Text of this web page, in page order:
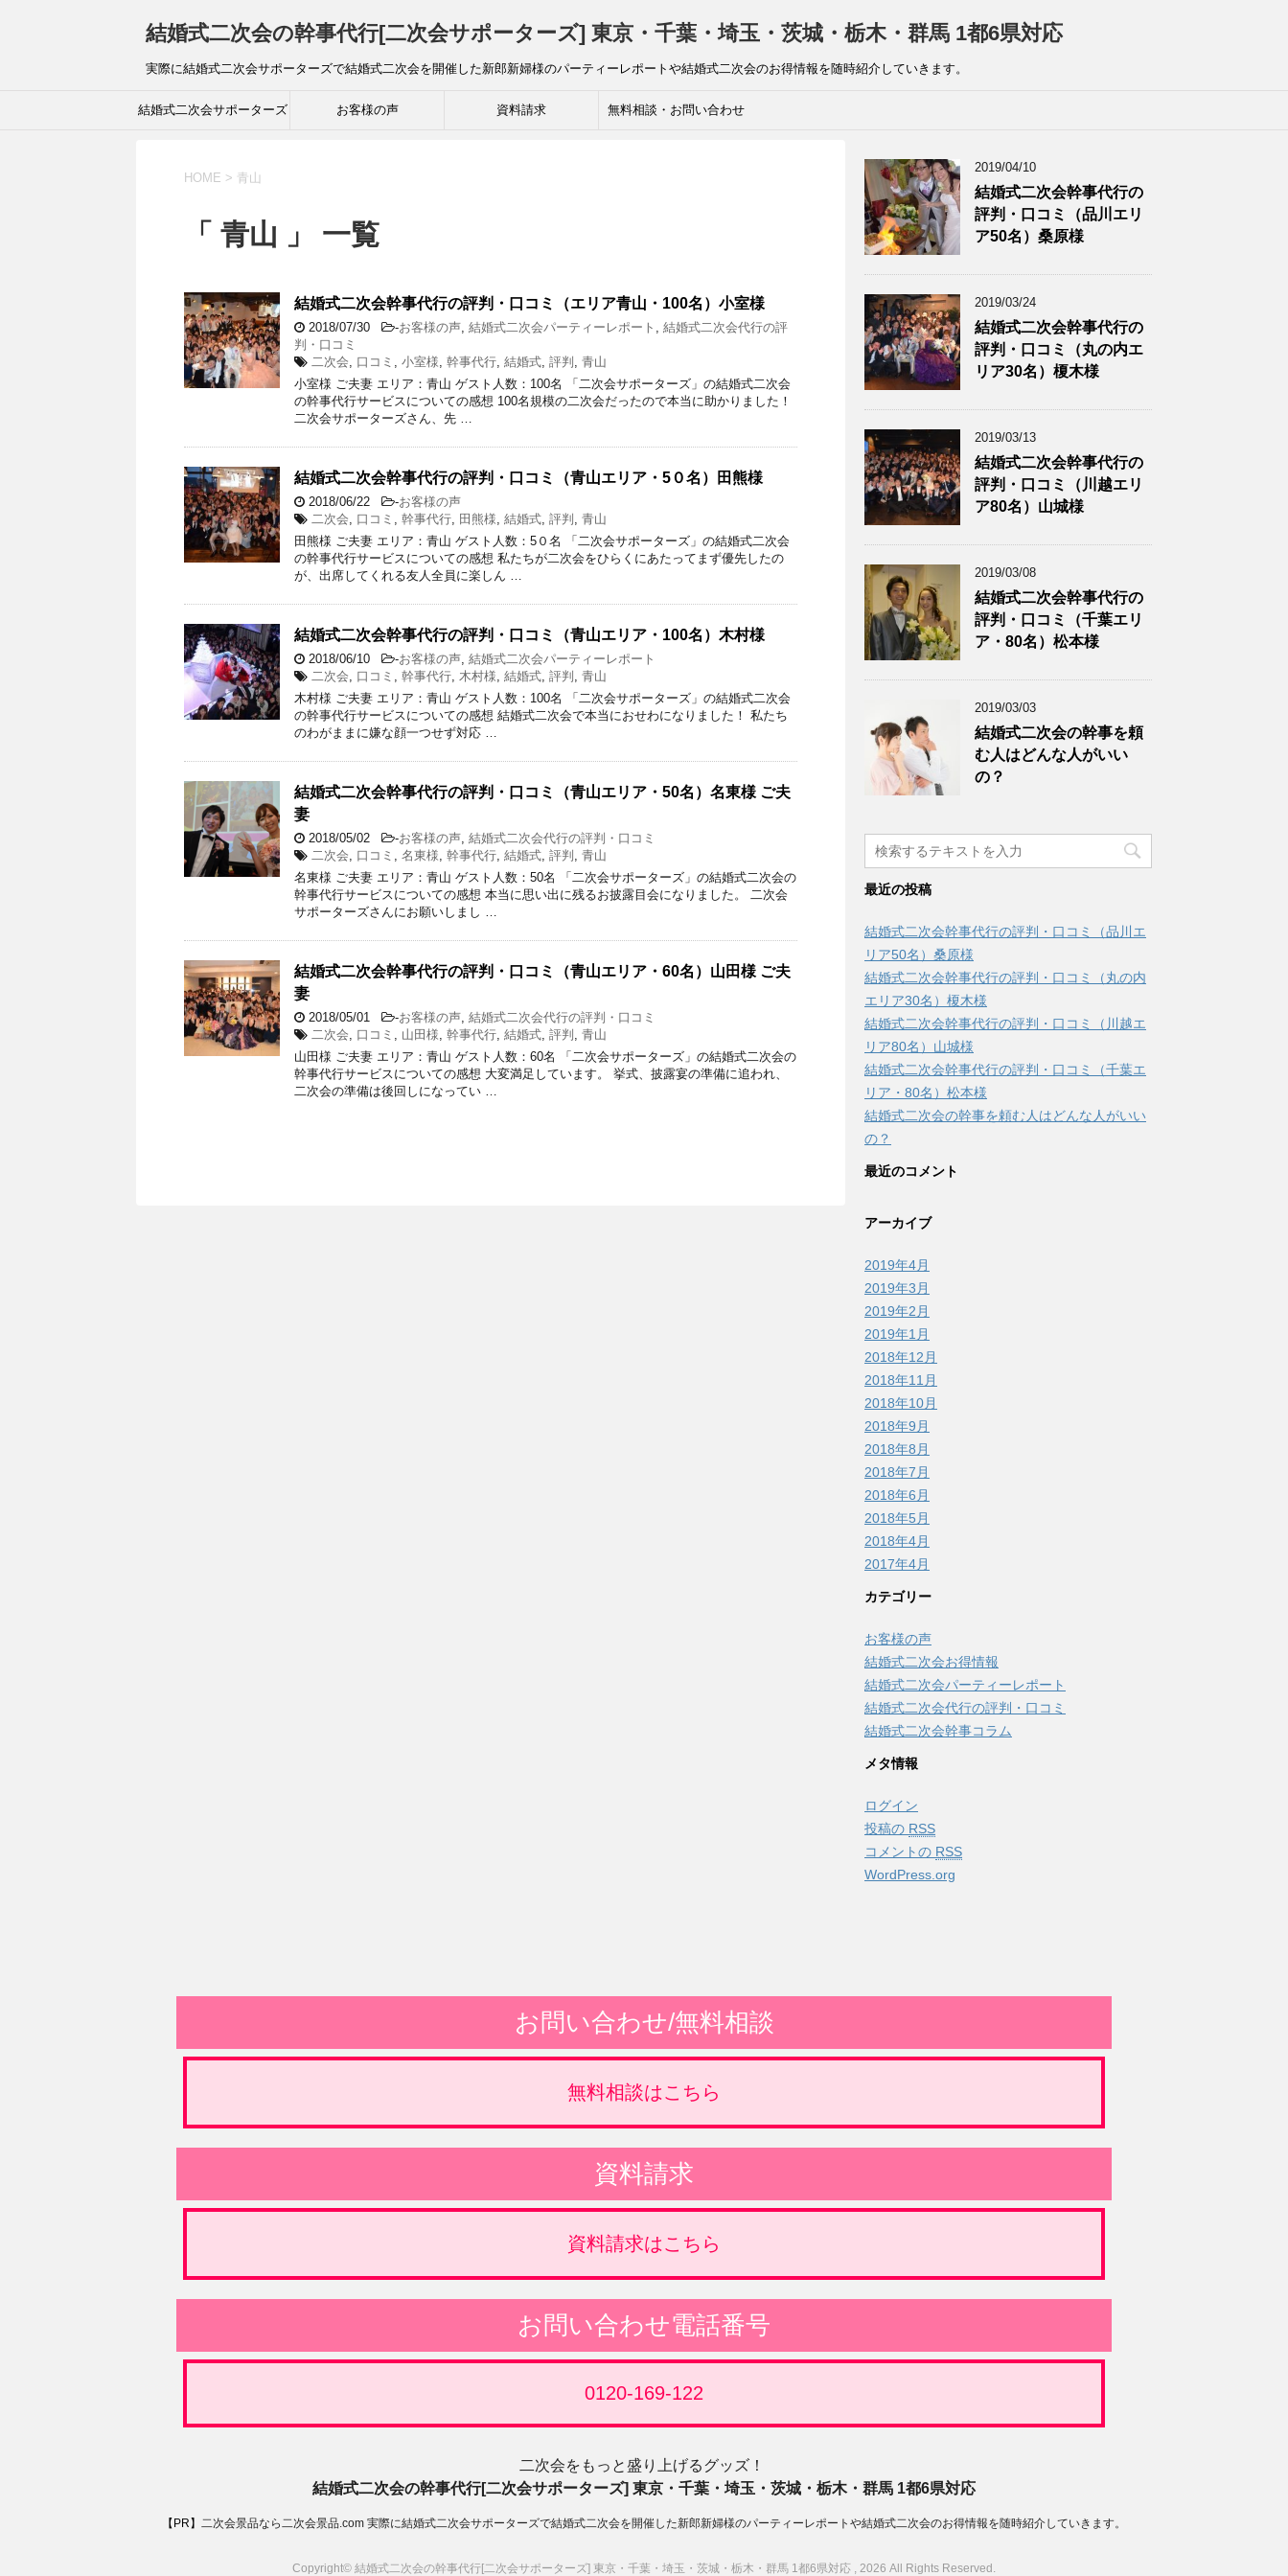
結婚式二次会の幹事代行[二次会サポーターズ] 東京・千葉・埼玉・茨城・栃木・群馬 1都6県対応
実際に結婚式二次会サポーターズで結婚式二次会を開催した新郎新婦様のパーティーレポートや結婚式二次会のお得情報を随時紹介していきます。
結婚式二次会サポーターズ お客様の声 資料請求 無料相談・お問い合わせ
HOME > 青山
「 青山 」 一覧
結婚式二次会幹事代行の評判・口コミ（エリア青山・100名）小室様
2018/07/30 -お客様の声, 結婚式二次会パーティーレポート , 結婚式二次会代行の評
判・口コミ
二次会, 口コミ , 小室様, 幹事代行, 結婚式, 評判 , 青山
小室様 ご夫妻 エリア：青山 ゲスト人数：100名 「二次会サポーターズ」の結婚式二次会
の幹事代行サービスについての感想 100名規模の二次会だったので本当に助かりました！
二次会サポーターズさん、先 …
結婚式二次会幹事代行の評判・口コミ（青山エリア・5０名）田熊様
2018/06/22 -お客様の声
二次会, 口コミ , 幹事代行, 田熊様, 結婚式, 評判 , 青山
田熊様 ご夫妻 エリア：青山 ゲスト人数：5０名 「二次会サポーターズ」の結婚式二次会
の幹事代行サービスについての感想 私たちが二次会をひらくにあたってまず優先したの
が、出席してくれる友人全員に楽しん …
結婚式二次会幹事代行の評判・口コミ（青山エリア・100名）木村様
2018/06/10 -お客様の声, 結婚式二次会パーティーレポート
二次会, 口コミ , 幹事代行, 木村様, 結婚式, 評判 , 青山
木村様 ご夫妻 エリア：青山 ゲスト人数：100名 「二次会サポーターズ」の結婚式二次会
の幹事代行サービスについての感想 結婚式二次会で本当におせわになりました！ 私たち
のわがままに嫌な顔一つせず対応 …
結婚式二次会幹事代行の評判・口コミ（青山エリア・50名）名東様 ご夫
妻
2018/05/02 -お客様の声, 結婚式二次会代行の評判・口コミ
二次会, 口コミ , 名東様, 幹事代行, 結婚式, 評判 , 青山
名東様 ご夫妻 エリア：青山 ゲスト人数：50名 「二次会サポーターズ」の結婚式二次会の
幹事代行サービスについての感想 本当に思い出に残るお披露目会になりました。 二次会
サポーターズさんにお願いしまし …
結婚式二次会幹事代行の評判・口コミ（青山エリア・60名）山田様 ご夫
妻
2018/05/01 -お客様の声, 結婚式二次会代行の評判・口コミ
二次会, 口コミ , 山田様, 幹事代行, 結婚式, 評判 , 青山
山田様 ご夫妻 エリア：青山 ゲスト人数：60名 「二次会サポーターズ」の結婚式二次会の
幹事代行サービスについての感想 大変満足しています。 挙式、披露宴の準備に追われ、
二次会の準備は後回しになってい …
2019/04/10
結婚式二次会幹事代行の
評判・口コミ（品川エリ
ア50名）桑原様
2019/03/24
結婚式二次会幹事代行の
評判・口コミ（丸の内エ
リア30名）榎木様
2019/03/13
結婚式二次会幹事代行の
評判・口コミ（川越エリ
ア80名）山城様
2019/03/08
結婚式二次会幹事代行の
評判・口コミ（千葉エリ
ア・80名）松本様
2019/03/03
結婚式二次会の幹事を頼
む人はどんな人がいい
の？
最近の投稿
結婚式二次会幹事代行の評判・口コミ（品川エ
リア50名）桑原様
結婚式二次会幹事代行の評判・口コミ（丸の内
エリア30名）榎木様
結婚式二次会幹事代行の評判・口コミ（川越エ
リア80名）山城様
結婚式二次会幹事代行の評判・口コミ（千葉エ
リア・80名）松本様
結婚式二次会の幹事を頼む人はどんな人がいい
の？
最近のコメント
アーカイブ
2019年4月
2019年3月
2019年2月
2019年1月
2018年12月
2018年11月
2018年10月
2018年9月
2018年8月
2018年7月
2018年6月
2018年5月
2018年4月
2017年4月
カテゴリー
お客様の声
結婚式二次会お得情報
結婚式二次会パーティーレポート
結婚式二次会代行の評判・口コミ
結婚式二次会幹事コラム
メタ情報
ログイン
投稿の RSS
コメントの RSS
WordPress.org
お問い合わせ/無料相談
無料相談はこちら
資料請求
資料請求はこちら
お問い合わせ電話番号
0120-169-122
二次会をもっと盛り上げるグッズ！
結婚式二次会の幹事代行[二次会サポーターズ] 東京・千葉・埼玉・茨城・栃木・群馬 1都6県対応
【PR】 二次会景品なら二次会景品.com 実際に結婚式二次会サポーターズで結婚式二次会を開催した新郎新婦様のパーティーレポートや結婚式二次会のお得情報を随時紹介していきます。
Copyright© 結婚式二次会の幹事代行[二次会サポーターズ] 東京・千葉・埼玉・茨城・栃木・群馬 1都6県対応 , 2026 All Rights Reserved.